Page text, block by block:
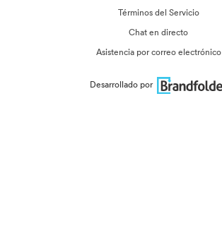
Términos del Servicio
Chat en directo
Asistencia por correo electrónico
Desarrollado por